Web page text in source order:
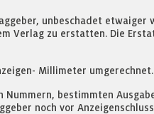
unbeschadet etwaiger
Verlag zu erstatten. Die
Millimeter umgerechnet.
bestimmten
noch vor